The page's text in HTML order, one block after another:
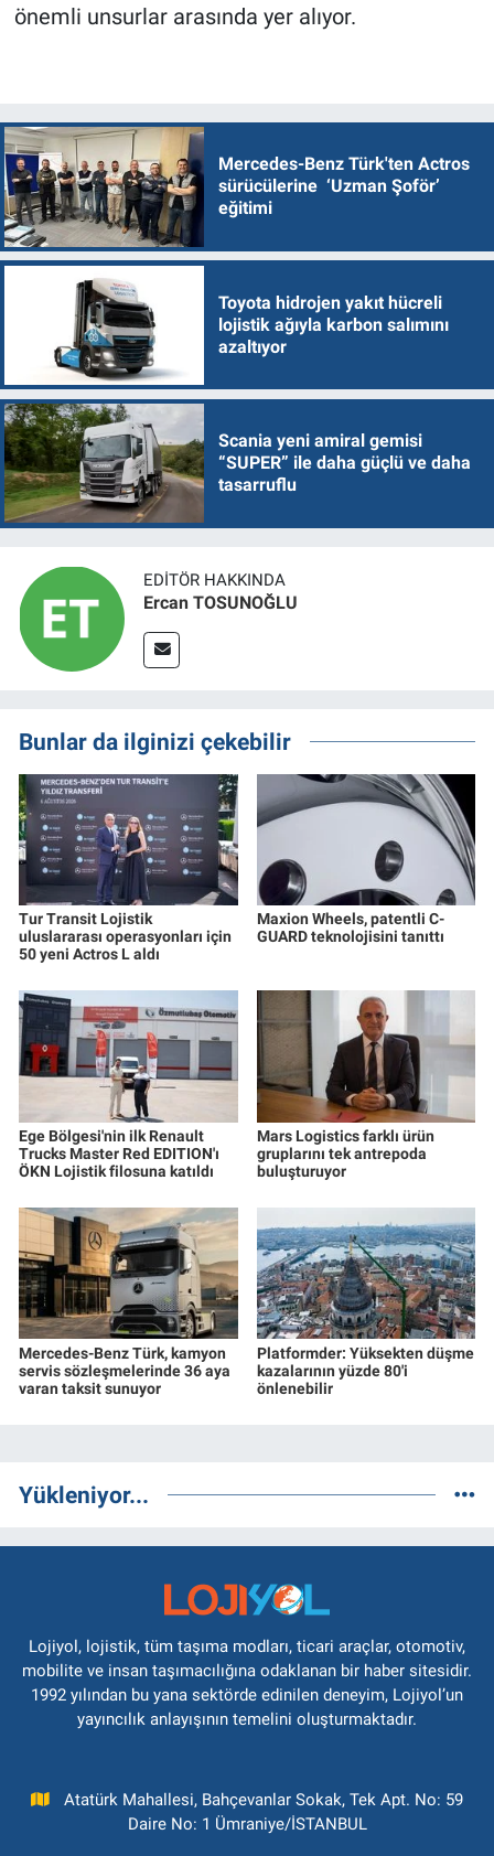
önemli unsurlar arasında yer alıyor.
Mercedes-Benz Türk'ten Actros
sürücülerine ‘Uzman Şoför’
eğitimi
Toyota hidrojen yakıt hücreli
lojistik ağıyla karbon salımını
azaltıyor
Scania yeni amiral gemisi
“SUPER” ile daha güçlü ve daha
tasarruflu
EDITÖR HAKKINDA
Ercan TOSUNOĞLU
Bunlar da ilginizi çekebilir
Tur Transit Lojistik
uluslararası operasyonları için
50 yeni Actros L aldı
Maxion Wheels, patentli C-
GUARD teknolojisini tanıttı
Ege Bölgesi'nin ilk Renault
Trucks Master Red EDITION'ı
ÖKN Lojistik filosuna katıldı
Mars Logistics farklı ürün
gruplarını tek antrepoda
buluşturuyor
Mercedes-Benz Türk, kamyon
servis sözleşmelerinde 36 aya
varan taksit sunuyor
Platformder: Yüksekten düşme
kazalarının yüzde 80'i
önlenebilir
Yükleniyor...
Lojiyol, lojistik, tüm taşıma modları, ticari araçlar, otomotiv,
mobilite ve insan taşımacılığına odaklanan bir haber sitesidir.
1992 yılından bu yana sektörde edinilen deneyim, Lojiyol’un
yayıncılık anlayışının temelini oluşturmaktadır.
Atatürk Mahallesi, Bahçevanlar Sokak, Tek Apt. No: 59
Daire No: 1 Ümraniye/İSTANBUL